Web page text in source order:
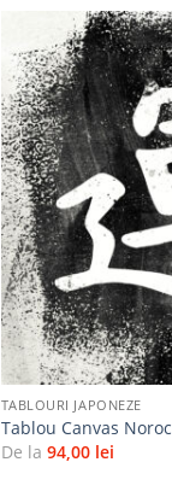
+
TABLOURI JAPONEZE
Tablou Canvas Noroc
De la 94,00 lei